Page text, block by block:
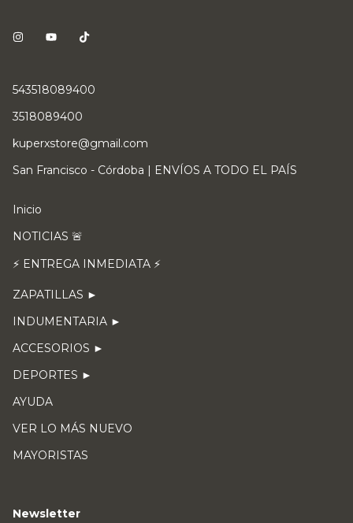
543518089400
3518089400
kuperxstore@gmail.com
San Francisco - Córdoba | ENVÍOS A TODO EL PAÍS
Inicio
NOTICIAS 🚨
⚡ ENTREGA INMEDIATA ⚡
ZAPATILLAS ►
INDUMENTARIA ►
ACCESORIOS ►
DEPORTES ►
AYUDA
VER LO MÁS NUEVO
MAYORISTAS
Newsletter